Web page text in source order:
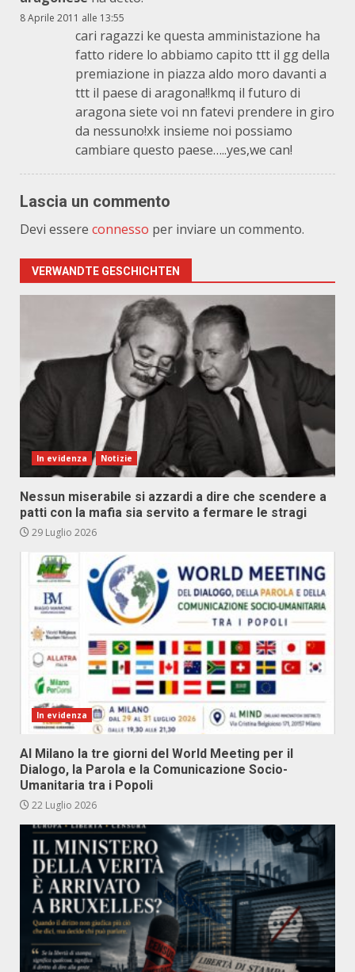
8 Aprile 2011 alle 13:55
cari ragazzi ke questa amministazione ha
fatto ridere lo abbiamo capito ttt il gg della
premiazione in piazza aldo moro davanti a
ttt il paese di aragona!!kmq il futuro di
aragona siete voi nn fatevi prendere in giro
da nessuno!xk insieme noi possiamo
cambiare questo paese…..yes,we can!
Lascia un commento
Devi essere connesso per inviare un commento.
VERWANDTE GESCHICHTEN
In evidenza Notizie
Nessun miserabile si azzardi a dire che scendere a
patti con la mafia sia servito a fermare le stragi
29 Luglio 2026
In evidenza
Al Milano la tre giorni del World Meeting per il
Dialogo, la Parola e la Comunicazione Socio-
Umanitaria tra i Popoli
22 Luglio 2026